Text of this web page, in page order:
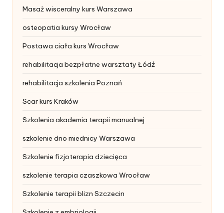
Masaż wisceralny kurs Warszawa
osteopatia kursy Wrocław
Postawa ciała kurs Wrocław
rehabilitacja bezpłatne warsztaty Łódź
rehabilitacja szkolenia Poznań
Scar kurs Kraków
Szkolenia akademia terapii manualnej
szkolenie dno miednicy Warszawa
Szkolenie fizjoterapia dziecięca
szkolenie terapia czaszkowa Wrocław
Szkolenie terapii blizn Szczecin